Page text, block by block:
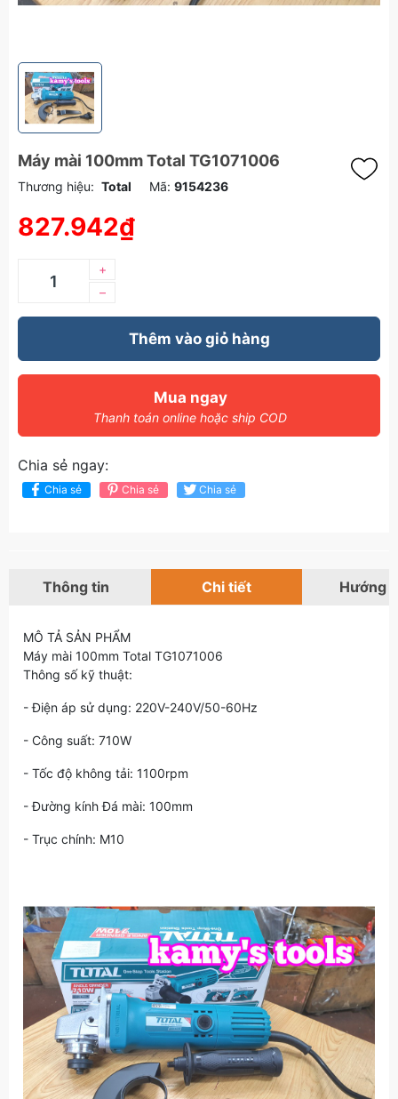
Máy mài 100mm Total TG1071006
Thương hiệu: Total Mã: 9154236
827.942₫
–
+
Thêm vào giỏ hàng
Mua ngay
Thanh toán online hoặc ship COD
Chia sẻ ngay:
Chia sẻ Chia sẻ Chia sẻ
Thông tin Chi tiết Hướng
MÔ TẢ SẢN PHẨM
Máy mài 100mm Total TG1071006
Thông số kỹ thuật:
- Điện áp sử dụng: 220V-240V/50-60Hz
- Công suất: 710W
- Tốc độ không tải: 1100rpm
- Đường kính Đá mài: 100mm
- Trục chính: M10